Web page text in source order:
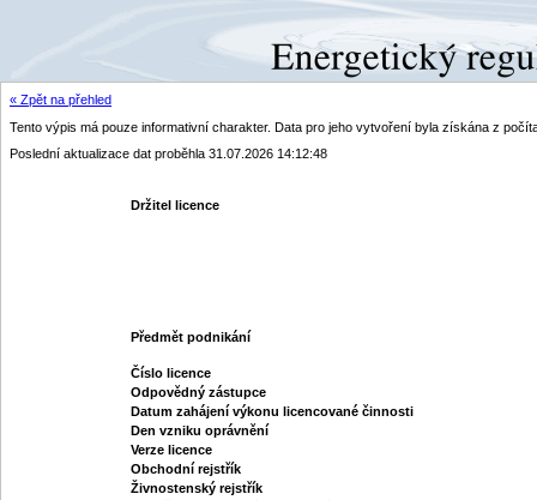
« Zpět na přehled
Tento výpis má pouze informativní charakter. Data pro jeho vytvoření byla získána z
Poslední aktualizace dat proběhla 31.07.2026 14:12:48
Držitel licence
Předmět podnikání
Číslo licence
Odpovědný zástupce
Datum zahájení výkonu licencované činnosti
Den vzniku oprávnění
Verze licence
Obchodní rejstřík
Živnostenský rejstřík